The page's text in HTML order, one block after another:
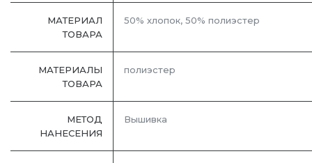
МАТЕРИАЛ
ТОВАРА
50% хлопок, 50% полиэстер
МАТЕРИАЛЫ
ТОВАРА
полиэстер
МЕТОД
НАНЕСЕНИЯ
Вышивка